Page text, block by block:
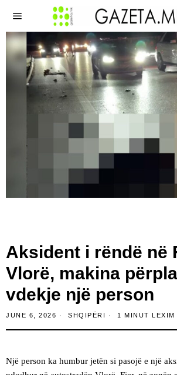
Aksident i rëndë në
Vlorë, makina
vdekje një person
JUNE 6, 2026 SHQIPËRI 1 MINUT LEXIM
Një person ka humbur jetën si pasojë e një